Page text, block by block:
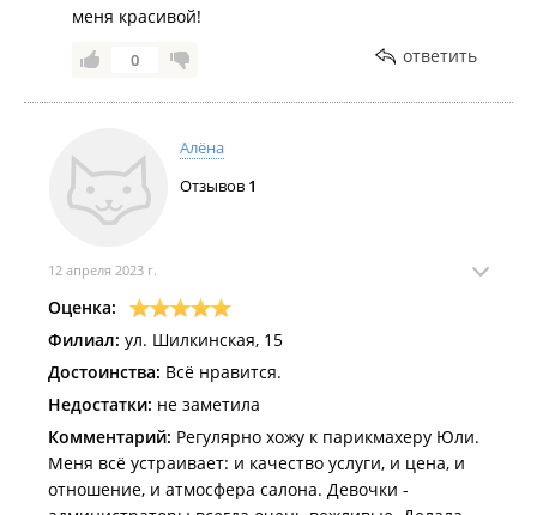
краем, не всем так идет, но "вишенка на торте"....
это правая и левая сторона.... если посмотреть
прямо в лицо, то одна сторона короче другой
существенно прям на несколько сантиметров.
испорчено! Никому ваш салон не рекомендую!!!!
Таких некомпетентных мастеров нельзя вообще к
стрижкам допускать!
меня красивой!
0 ответить
Алёна
Отзывов 1
12 апреля 2023 г.
Оценка:
Филиал: ул. Шилкинская, 15
Достоинства: Всё нравится.
Недостатки: не заметила
Комментарий: Регулярно хожу к парикмахеру Юли.
Меня всё устраивает: и качество услуги, и цена, и
отношение, и атмосфера салона. Девочки -